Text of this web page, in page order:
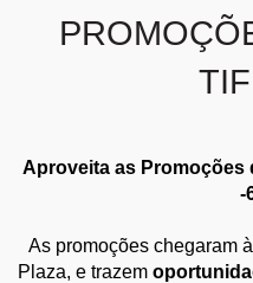
Aproveita as Promoções
-
As promoções chegaram
Plaza, e trazem